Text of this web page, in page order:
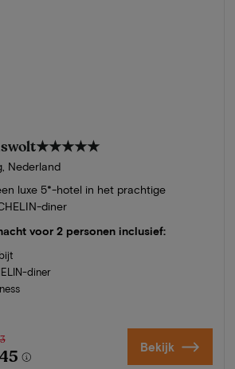
★★★★★
Nederland
luxe 5*-hotel in het prachtige
diner
voor 2 personen inclusief:
diner
Bekijk